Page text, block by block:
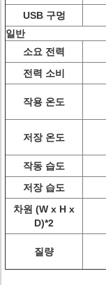
USB 구멍
일반
소요 전력
전력 소비
작용 온도
저장 온도
작동 습도
저장 습도
차원 (W x H x
D)*2
질량